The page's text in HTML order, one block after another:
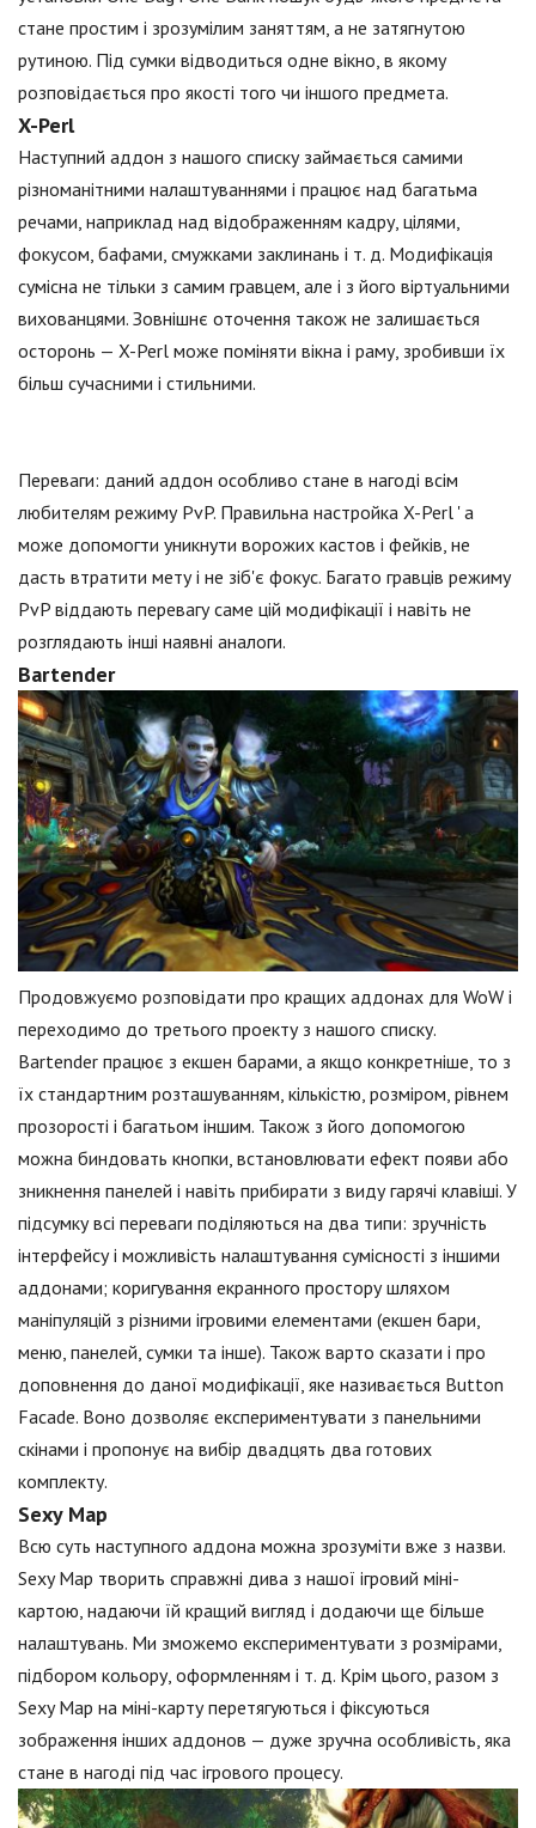
стане простим і зрозумілим заняттям, а не затягнутою
рутиною. Під сумки відводиться одне вікно, в якому
розповідається про якості того чи іншого предмета.
X-Perl
Наступний аддон з нашого списку займається самими
різноманітними налаштуваннями і працює над багатьма
речами, наприклад над відображенням кадру, цілями,
фокусом, бафами, смужками заклинань і т. д. Модифікація
сумісна не тільки з самим гравцем, але і з його віртуальними
вихованцями. Зовнішнє оточення також не залишається
осторонь — X-Perl може поміняти вікна і раму, зробивши їх
більш сучасними і стильними.
Переваги: даний аддон особливо стане в нагоді всім
любителям режиму PvP. Правильна настройка X-Perl ' а
може допомогти уникнути ворожих кастов і фейків, не
дасть втратити мету і не зіб'є фокус. Багато гравців режиму
PvP віддають перевагу саме цій модифікації і навіть не
розглядають інші наявні аналоги.
Bartender
Продовжуємо розповідати про кращих аддонах для WoW і
переходимо до третього проекту з нашого списку.
Bartender працює з екшен барами, а якщо конкретніше, то з
їх стандартним розташуванням, кількістю, розміром, рівнем
прозорості і багатьом іншим. Також з його допомогою
можна биндовать кнопки, встановлювати ефект появи або
зникнення панелей і навіть прибирати з виду гарячі клавіші. У
підсумку всі переваги поділяються на два типи: зручність
інтерфейсу і можливість налаштування сумісності з іншими
аддонами; коригування екранного простору шляхом
маніпуляцій з різними ігровими елементами (екшен бари,
меню, панелей, сумки та інше). Також варто сказати і про
доповнення до даної модифікації, яке називається Button
Facade. Воно дозволяє експериментувати з панельними
скінами і пропонує на вибір двадцять два готових
комплекту.
Sexy Map
Всю суть наступного аддона можна зрозуміти вже з назви.
Sexy Map творить справжні дива з нашої ігровий міні-
картою, надаючи їй кращий вигляд і додаючи ще більше
налаштувань. Ми зможемо експериментувати з розмірами,
підбором кольору, оформленням і т. д. Крім цього, разом з
Sexy Map на міні-карту перетягуються і фіксуються
зображення інших аддонов — дуже зручна особливість, яка
стане в нагоді під час ігрового процесу.